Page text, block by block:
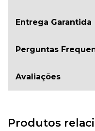
Entrega Garantida
Perguntas
Avaliações
Produtos